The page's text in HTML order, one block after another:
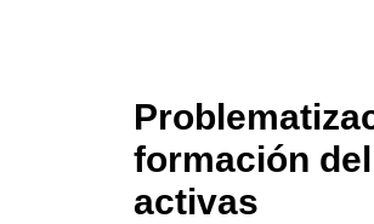
formación
activas